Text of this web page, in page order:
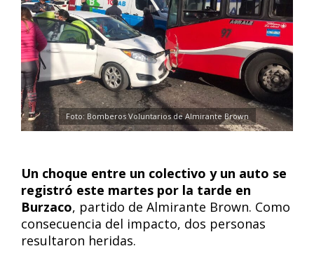
Foto: Bomberos Voluntarios de Almirante Brown
Un choque entre un colectivo y un auto se
registró este martes por la tarde en
Burzaco, partido de Almirante Brown. Como
consecuencia del impacto, dos personas
resultaron heridas.